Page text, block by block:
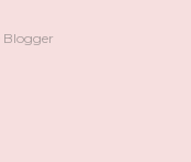
Blogger